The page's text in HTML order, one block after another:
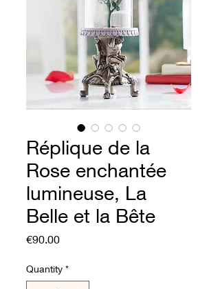
Réplique de la
Rose enchantée
lumineuse, La
Belle et la Bête
€90.00Price
Quantity *